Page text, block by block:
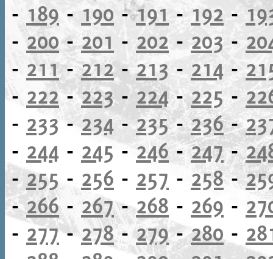
- 189- 190 -191- 192 -
-200-201 - 202- 203 -
- 211-212-213- 214-
- 222-223-224-225-
- 233 -234-235-236-
- 244 - 245-246-247-
-255 - 256 - 257 - 258-
-266 - 267-268 - 269 -
- 277-278-279-280 -